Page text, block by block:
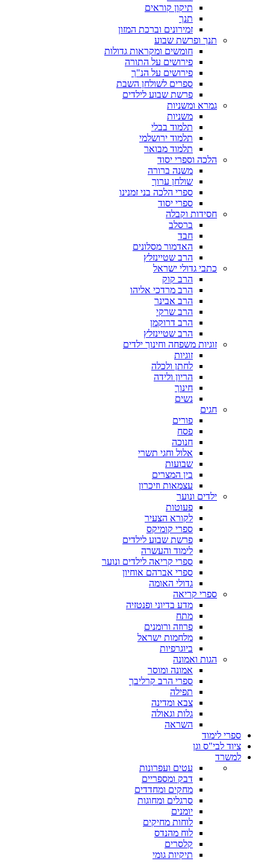
תיקון קוראים
תנך
זמירונים וברכת המזון
תנך ופרשת שבוע
חומשים ומקראות גדולות
פירושים על התורה
פירושים על הנ"ך
ספרים לשולחן השבת
פרשת שבוע לילדים
גמרא ומשניות
משניות
תלמוד בבלי
תלמוד ירושלמי
תלמוד מבואר
הלכה וספרי יסוד
משנה ברורה
שולחן ערוך
ספרי הלכה בני זמנינו
ספרי יסוד
חסידות וקבלה
ברסלב
חבד
האדמור מסלונים
הרב שטיינזלץ
כתבי גדולי ישראל
הרב קוק
הרב מרדכי אליהו
הרב אבינר
הרב שרקי
הרב דרוקמן
הרב שטיינזלץ
זוגיות משפחה וחינוך ילדים
זוגיות
לחתן ולכלה
הריון ולידה
חינוך
נשים
חגים
פורים
פסח
חנוכה
אלול וחגי תשרי
שבועות
בין המצרים
עצמאות וזיכרון
ילדים ונוער
פעוטות
לקורא הצעיר
ספרי קומיקס
פרשת שבוע לילדים
לימוד והעשרה
ספרי קריאה לילדים ונוער
ספרי אברהם אוחיון
גדולי האומה
ספרי קריאה
מדע בדיוני ופנטזיה
מתח
פרוזה ורומנים
מלחמות ישראל
ביוגרפיות
הגות ואמונה
אמונה ומוסר
ספרי הרב קרליבך
תפילה
צבא ומדינה
גלות וגאולה
השראה
ספרי לימוד
ציוד לבי"ס וגן
למשרד
עטים ועפרונות
דבק ומספריים
מחקים ומחדדים
סרגלים ומחוגות
יומנים
לוחות מחיקים
לוח מהנדס
קלסרים
תיקיות גומי